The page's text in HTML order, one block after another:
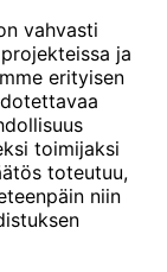
vahvasti
ja
erityisen
toimijaksi
toteutuu,
niin